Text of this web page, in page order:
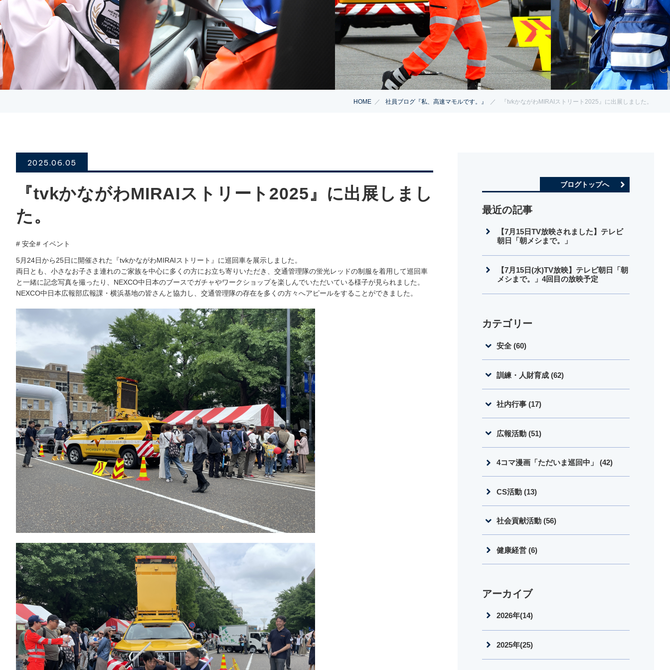
HOME 社員ブログ『私、高速マモルです。』 『tvkかながわMIRAIストリート2025』に出展しました。
2025.06.05
『tvkかながわMIRAIストリート2025』に出展しまし
た。
# 安全# イベント
5月24日から25日に開催された『tvkかながわMIRAIストリート』に巡回車を展示しました。
両日とも、小さなお子さま連れのご家族を中心に多くの方にお立ち寄りいただき、交通管理隊の蛍光レッドの制服を着用して巡回車
と一緒に記念写真を撮ったり、NEXCO中日本のブースでガチャやワークショップを楽しんでいただいている様子が見られました。
NEXCO中日本広報部広報課・横浜基地の皆さんと協力し、交通管理隊の存在を多くの方々へアピールをすることができました。
ブログトップへ
最近の記事
【7月15日TV放映されました】テレビ
朝日「朝メシまで。」
【7月15日(水)TV放映】テレビ朝日「朝
メシまで。」4回目の放映予定
カテゴリー
安全 (60)
訓練・人財育成 (62)
社内行事 (17)
広報活動 (51)
4コマ漫画「ただいま巡回中」 (42)
CS活動 (13)
社会貢献活動 (56)
健康経営 (6)
アーカイブ
2026年(14)
2025年(25)